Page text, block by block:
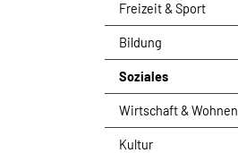
Freizeit & Sport
Bildung
Soziales
Wirtschaft & Wohnen
Kultur